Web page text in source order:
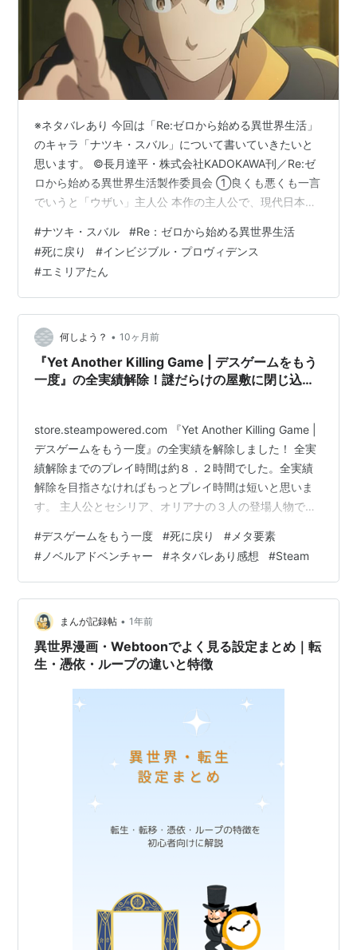
※ネタバレあり 今回は「Re:ゼロから始める異世界生活」
のキャラ「ナツキ・スバル」について書いていきたいと
思います。 ©長月達平・株式会社KADOKAWA刊／Re:ゼ
ロから始める異世界生活製作委員会 ①良くも悪くも一言
でいうと「ウザい」主人公 本作の主人公で、現代日本か
く頑張り屋、友好的で情に厚く明るく前向きな一方、短
気で直情的で目立ちたがりで出しゃばりで、良くも悪く
も一言でいうと「ウザい」性格をしており、時には周り
に勇気を与え、時には周りから失望され見放される等、
評価（読者、視聴者も含む）が上下乱高下するタイプの
人物です。 「エミリアたんの…
#ナツキ・スバル #Re：ゼロから始める異世界生活
#死に戻り #インビジブル・プロヴィデンス
#エミリアたん
何しよう？ • 10ヶ月前
『Yet Another Killing Game | デスゲームをもう
一度』の全実績解除！謎だらけの屋敷に閉じ込め
績解除メモとネタばれあり感想
store.steampowered.com 『Yet Another Killing Game |
デスゲームをもう一度』の全実績を解除しました！ 全実
績解除までのプレイ時間は約８．２時間でした。全実績
解除を目指さなければもっとプレイ時間は短いと思いま
す。 主人公とセシリア、オリアナの３人の登場人物で繰
物語のゲームです。英語版しかなかったのですが評判が
かなり良く晴れて日本語訳が来たため購入してプレイし
ました！ 結論を書くと面白いです！登場人物３人でデス
ゲームなんてどうするんだよ…と思いますがプレイすれ
ば物語に一気に引き込まれます。この手のシナ…
#デスゲームをもう一度 #死に戻り # メタ要素
# ノベルアドベンチャー #ネタバレあり感想 #Steam
まんが記録帖 • 1年前
異世界漫画・Webtoonでよく見る設定まとめ｜転
生・憑依・ループの違いと特徴